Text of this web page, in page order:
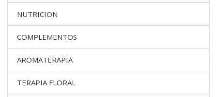
NUTRICION
COMPLEMENTOS
AROMATERAPIA
TERAPIA FLORAL